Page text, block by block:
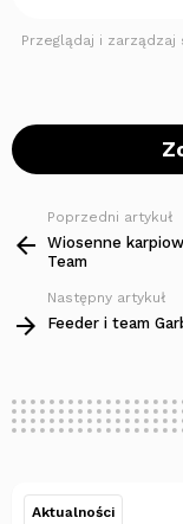
Przeglądaj i zarządzaj
Zobacz
więcej
Poprzedni artykuł
Wiosenne
Team
Następny artykuł
Feeder i team
Aktualności